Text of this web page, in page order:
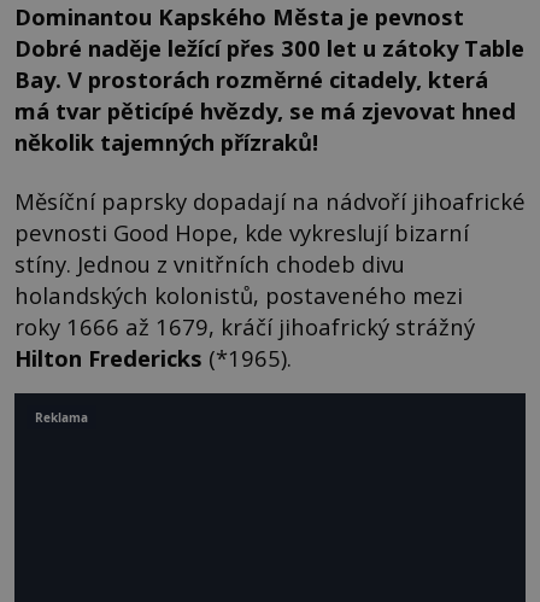
Dominantou Kapského Města je pevnost
Dobré naděje ležící přes 300 let u zátoky Table
Bay. V prostorách rozměrné citadely, která
má tvar pěticípé hvězdy, se má zjevovat hned
několik tajemných přízraků!
Měsíční paprsky dopadají na nádvoří jihoafrické
pevnosti Good Hope, kde vykreslují bizarní
stíny. Jednou z vnitřních chodeb divu
holandských kolonistů, postaveného mezi
roky 1666 až 1679, kráčí jihoafrický strážný
Hilton Fredericks (*1965).
Reklama